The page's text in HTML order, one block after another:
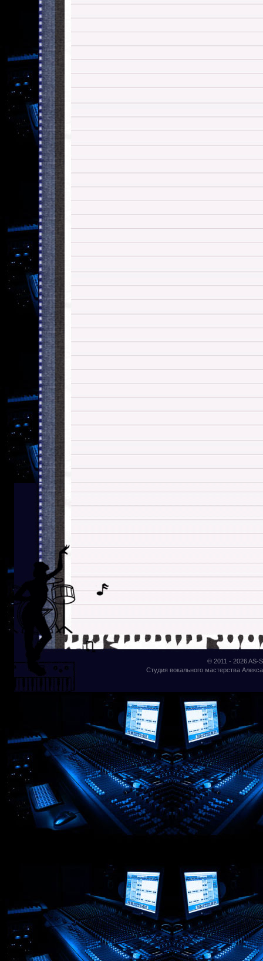
© 2011 - 2026AS-
Студия вокального мастерства